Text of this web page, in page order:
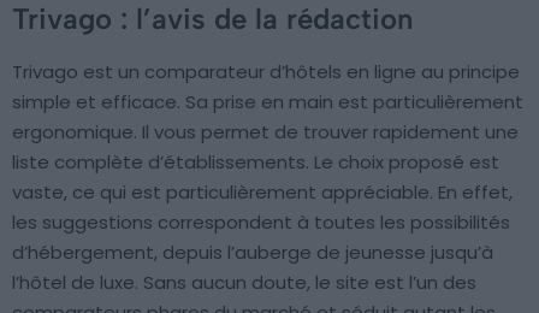
Trivago : l’avis de la rédaction
Trivago est un comparateur d’hôtels en ligne au principe
simple et efficace. Sa prise en main est particulièrement
ergonomique. Il vous permet de trouver rapidement une
liste complète d’établissements. Le choix proposé est
vaste, ce qui est particulièrement appréciable. En effet,
les suggestions correspondent à toutes les possibilités
d’hébergement, depuis l’auberge de jeunesse jusqu’à
l’hôtel de luxe. Sans aucun doute, le site est l’un des